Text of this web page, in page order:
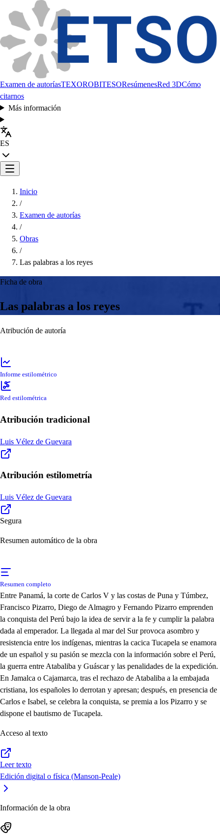
Examen de autoríasTEXOROBITESOResúmenesRed 3DCómo
citarnos
Más información
ES
Inicio
/
Examen de autorías
/
Obras
/
Las palabras a los reyes
Ficha de obra
Las palabras a los reyes
Atribución de autoría
Informe estilométrico
Red estilométrica
Atribución tradicional
Luis Vélez de Guevara
Atribución estilometría
Luis Vélez de Guevara
Segura
Resumen automático de la obra
Resumen completo
Entre Panamá, la corte de Carlos V y las costas de Puna y Túmbez,
Francisco Pizarro, Diego de Almagro y Fernando Pizarro emprenden
la conquista del Perú bajo la idea de servir a la fe y cumplir la palabra
dada al emperador. La llegada al mar del Sur provoca asombro y
resistencia entre los indígenas, mientras la cacica Tucapela se enamora
de un español y su pasión se mezcla con la información sobre el Perú,
la guerra entre Atabaliba y Guáscar y las penalidades de la expedición.
En Jamalca o Cajamarca, tras el rechazo de Atabaliba a la embajada
cristiana, los españoles lo derrotan y apresan; después, en presencia de
Carlos e Isabel, se celebra la conquista, se premia a los Pizarro y se
dispone el bautismo de Tucapela.
Acceso al texto
Leer texto
Edición digital o física (Manson-Peale)
Información de la obra